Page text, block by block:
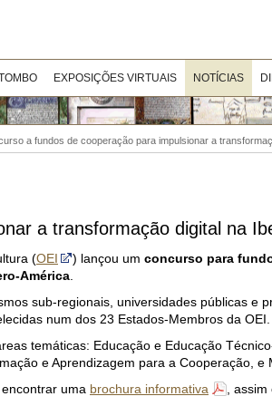
EXPOSIÇÕES VIRTUAIS NOTÍCIAS
a fundos de cooperação para impulsionar a
a transformação digital na
(OEI ) lançou um concurso para
América
sub-regionais, universidades públicas e
num dos 23 Estados-Membros da OEI.
temáticas: Educação e Educação
e Aprendizagem para a Cooperação, e
encontrar uma brochura informativa ,